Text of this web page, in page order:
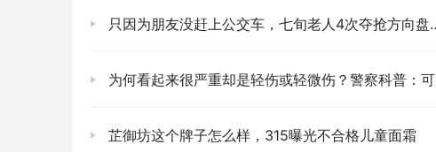
只因为朋友没赶上公交车，七旬老人4次夺抢方向盘：看视频完让人愤怒
为何看起来很严重却是轻伤或轻微伤？警察科普：可能与普通人的理解有较大差异
芷御坊这个牌子怎么样，315曝光不合格儿童面霜